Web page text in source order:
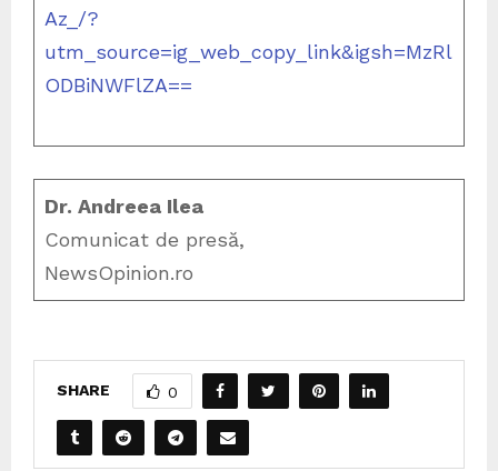
Az_/?
utm_source=ig_web_copy_link&igsh=MzRl
ODBiNWFlZA==
Dr. Andreea Ilea
Comunicat de presă,
NewsOpinion.ro
SHARE 0